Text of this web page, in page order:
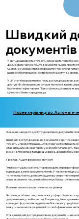
Швидкий
У світі, де швидкість і точність визначають успіх
до 30% свого часу на пошук документів? Це не просто
Сьогодні, в умовах стрімкого розвитку технологій,
швидко і безперешкодно отримувати доступ до
У цій статті ми розглянемо, чому доступ до архівних
доступ. Ми обговоримо, як сучасні технології, такі як
безпечним і ефективним. Приготуйтеся дізнатися, як
сучасного бізнес-середовища.
Повне керівництво:
Значення швидкого доступу до архівних документів:
Швидкий доступ до архівних документів є критично
точність у прийнятті рішень. Аудитори часто
стає вирішальним фактором у їхній роботі. Наявність
ризики для компанії та підвищує рівень довіри з боку
Приклад: Аудит фінансової звітності
Уявімо ситуацію, коли аудитор проводить перевірку
відповідає даним з рахунку клієнтів. У такому випадку
та попередні звіти, дозволяє аудитору оперативно
лише економить час, але й забезпечує більш точні
Вплив на читача та практичне застосування
Читачам, особливо тим, хто працює у сфері фінансів та
документами у своїй практиці. Наприклад,
команди. Це дозволяє аудиторам більше часу приділяти
можуть не лише покращити якість своїх фінансових
Отже, швидкий доступ до архівних документів — це не